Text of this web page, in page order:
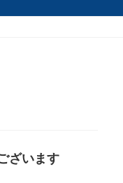
ざいます